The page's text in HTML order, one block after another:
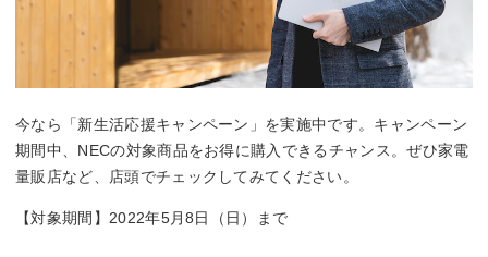
今なら「新生活応援キャンペーン」を実施中です。キャンペーン
期間中、NECの対象商品をお得に購入できるチャンス。ぜひ家電
量販店など、店頭でチェックしてみてください。
【対象期間】2022年5月8日（日）まで